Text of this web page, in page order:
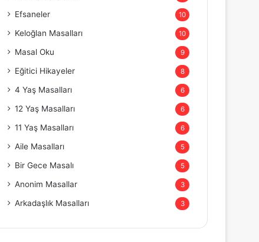
Efsaneler 10
Keloğlan Masalları 10
Masal Oku 9
Eğitici Hikayeler 8
4 Yaş Masalları 6
12 Yaş Masalları 6
11 Yaş Masalları 6
Aile Masalları 5
Bir Gece Masalı 5
Anonim Masallar 3
Arkadaşlık Masalları 3